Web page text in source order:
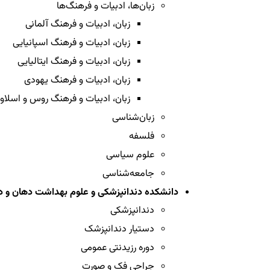
زبان‌ها، ادبیات و فرهنگ‌ها
زبان، ادبیات و فرهنگ آلمانی
زبان، ادبیات و فرهنگ اسپانیایی
زبان، ادبیات و فرهنگ ایتالیایی
زبان، ادبیات و فرهنگ یهودی
زبان، ادبیات و فرهنگ روس و
زبان‌شناسی
فلسفه
علوم سیاسی
جامعه‌شناسی
دانشکده دندانپزشکی و علوم بهداشت دهان و
دندانپزشکی
دستیار دندانپزشک
دوره رزیدنتی عمومی
جراحی فک و صورت